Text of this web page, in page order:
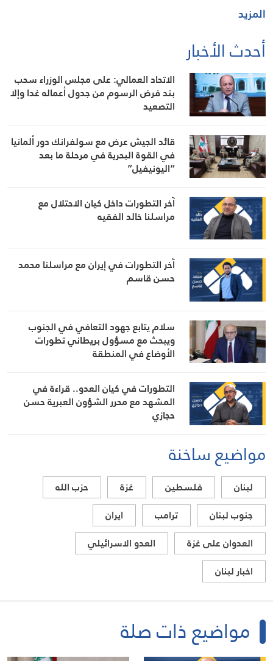
المزيد
أحدث الأخبار
الاتحاد العمالي: على مجلس الوزراء سحب
بند فرض الرسوم من جدول أعماله غدا وإلا
التصعيد
قائد الجيش عرض مع سولفرانك دور ألمانيا
في القوة البحرية في مرحلة ما بعد
“اليونيفيل”
آخر التطورات داخل كيان الاحتلال مع
مراسلنا خالد الفقيه
آخر التطورات في إيران مع مراسلنا محمد
حسن قاسم
سلام يتابع جهود التعافي في الجنوب
ويبحث مع مسؤول بريطاني تطورات
الأوضاع في المنطقة
التطورات في كيان العدو.. قراءة في
المشهد مع محرر الشؤون العبرية حسن
حجازي
مواضيع ساخنة
لبنان فلسطين غزة
حزب الله
جنوب لبنان
ترامب
ايران
العدوان على غزة
العدو الاسرائيلي
اخبار لبنان
مواضيع ذات صلة